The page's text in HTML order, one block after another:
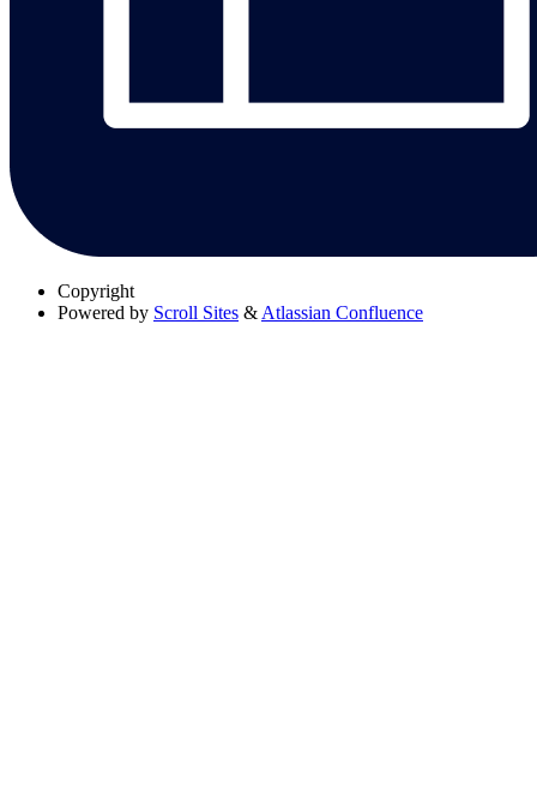
Copyright
Powered by Scroll Sites & Atlassian Confluence